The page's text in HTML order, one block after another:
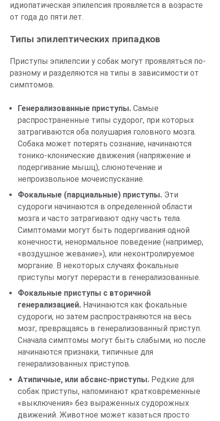
идиопатическая эпилепсия проявляется в возрасте
от года до пяти лет.
Типы эпилептических припадков
Приступы эпилепсии у собак могут проявляться по-
разному и разделяются на типы в зависимости от
симптомов.
Генерализованные приступы. Самые
распространенные типы судорог, при которых
затрагиваются оба полушария головного мозга.
Собака может потерять сознание, начинаются
тонико-клонические движения (напряжение и
подергивание мышц), слюнотечение и
непроизвольное мочеиспускание.
Фокальные (парциальные) приступы. Эти
судороги начинаются в определенной области
мозга и часто затрагивают одну часть тела.
Симптомами могут быть подергивания одной
конечности, ненормальное поведение (например,
«воздушное жевание»), или неконтролируемое
моргание. В некоторых случаях фокальные
приступы могут перерасти в генерализованные.
Фокальные приступы с вторичной
генерализацией. Начинаются как фокальные
судороги, но затем распространяются на весь
мозг, превращаясь в генерализованный приступ.
Сначала симптомы могут быть слабыми, но после
начинаются признаки, типичные для
генерализованных приступов.
Атипичные, или абсанс-приступы. Редкие для
собак приступы, напоминают кратковременные
«выключения» без выраженных судорожных
движений. Животное может казаться просто